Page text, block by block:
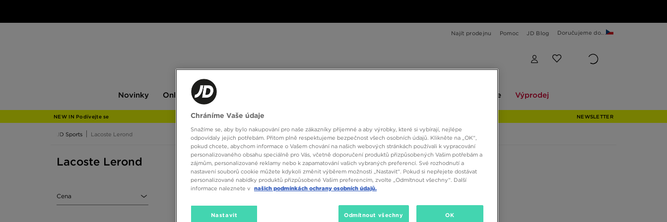
Najít prodejnu Pomoc JD Blog Doručujeme do...
Novinky
JD
Only at JD
Pánské
Pánské Explore Výprodej
NEW IN Podívejte se NEWSLETTER
JD Sports Lacoste Lerond
Lacoste Lerond
Cena
Chráníme Vaše údaje
Snažíme se, aby bylo nakupování pro naše zákazníky příjemné a aby výrobky, které si vybírají, nejlépe
odpovídaly jejich potřebám. Přitom plně respektujeme bezpečnost všech osobních údajů. Klikněte na „OK“,
pokud chcete, abychom informace o Vašem chování na našich webových stránkách používali k vypracování
personalizovaného obsahu speciálně pro Vás, včetně doporučení produktů přizpůsobených Vašim potřebám a
zájmům, personalizované reklamy nebo k zapamatování vašich vybraných preferencí. Své rozhodnutí a
nastavení souborů cookie můžete kdykoli změnit výběrem možnosti „Nastavit“. Pokud si nepřejete dostávat
personalizované nabídky produktů přizpůsobené Vašim preferencím, zvolte „Odmítnout všechny“. Další
informace naleznete v našich podmínkách ochrany osobních údajů.
Nastavit Odmítnout všechny OK